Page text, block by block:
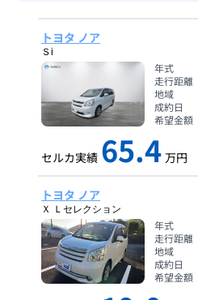
トヨタ ノア
Ｓi
年式
走行距離
地域
成約日
希望金額
セルカ実績 65.4 万円
トヨタ ノア
Ｘ Ｌセレクション
年式
走行距離
地域
成約日
希望金額